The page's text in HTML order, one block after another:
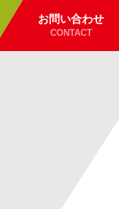
お問い合わせ
CONTACT